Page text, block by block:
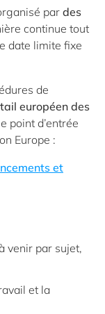
par des
continue tout
date limite fixe
de
européen des
point d’entrée
Europe :
et
venir par sujet,
et la